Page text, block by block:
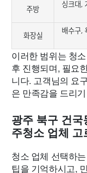
주방
싱크대,
화장실
배수구,
이러한 범위는 청
후 진행되며, 필요
니다. 고객님의 요
은 만족감을 드리
광주 북구 건국
주청소 업체 고
청소 업체 선택하
팁을 기억하시고,